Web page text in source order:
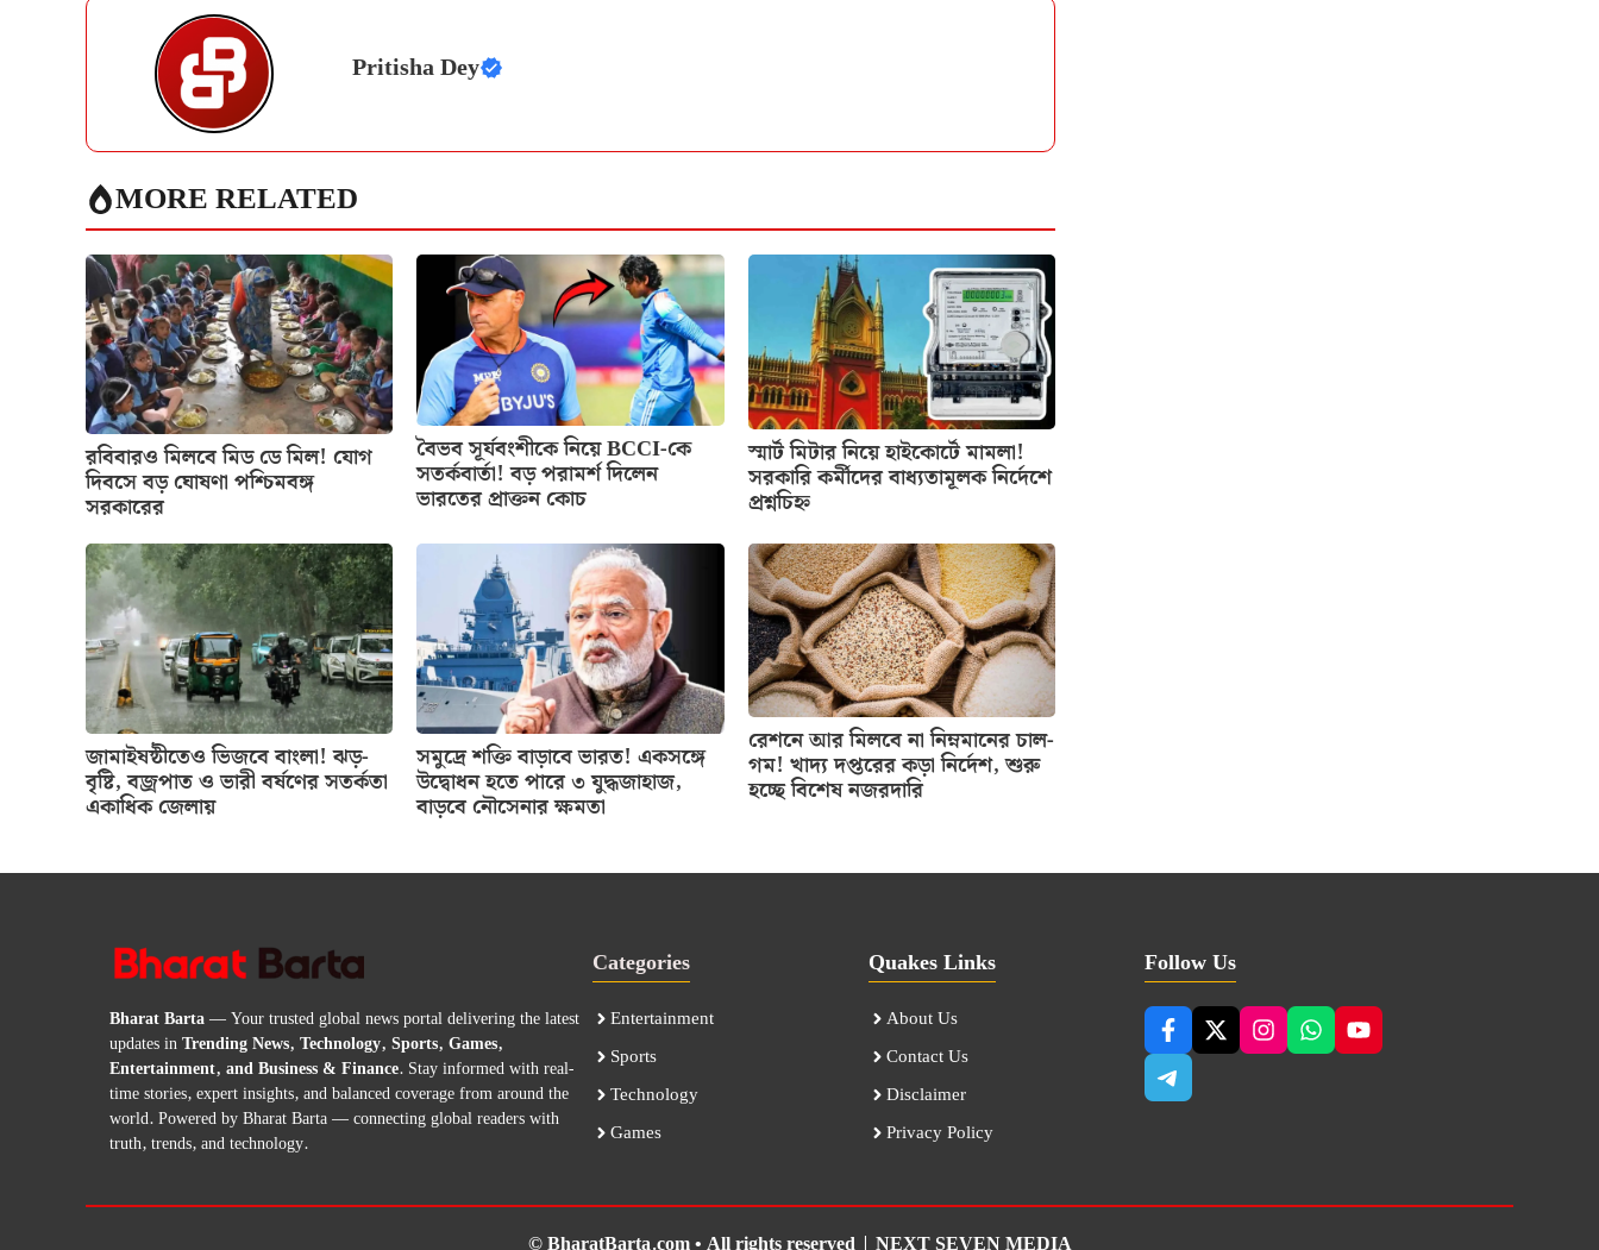
Pritisha Dey
MORE RELATED
রবিবারও মিলবে মিড ডে মিল! যোগ
দিবসে বড় ঘোষণা পশ্চিমবঙ্গ
সরকারের
বৈভব সূর্যবংশীকে নিয়ে BCCI-কে
সতর্কবার্তা! বড় পরামর্শ দিলেন
ভারতের প্রাক্তন কোচ
স্মার্ট মিটার নিয়ে হাইকোর্টে মামলা!
সরকারি কর্মীদের বাধ্যতামূলক নির্দেশে
প্রশ্নচিহ্ন
জামাইষষ্ঠীতেও ভিজবে বাংলা! ঝড়-
বৃষ্টি, বজ্রপাত ও ভারী বর্ষণের সতর্কতা
একাধিক জেলায়
সমুদ্রে শক্তি বাড়াবে ভারত! একসঙ্গে
উদ্বোধন হতে পারে ৩ যুদ্ধজাহাজ,
বাড়বে নৌসেনার ক্ষমতা
রেশনে আর মিলবে না নিম্নমানের চাল-
গম! খাদ্য দপ্তরের কড়া নির্দেশ, শুরু
হচ্ছে বিশেষ নজরদারি
Bharat Barta— Your trusted global news portal delivering the latest
updates inTrending News, Technology, Sports, Games,
Entertainment, and Business & Finance. Stay informed with real-
time stories, expert insights, and balanced coverage from around the
world. Powered by Bharat Barta — connecting global readers with
truth, trends, and technology.
Categories
Entertainment
Sports
Technology
Games
Quakes Links
About Us
Contact Us
Disclaimer
Privacy Policy
Follow Us